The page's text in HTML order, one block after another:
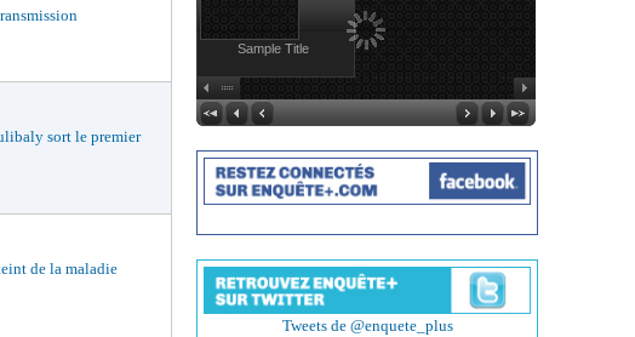
sort le premier
de la maladie
Sample Title
Tweets de @enquete_plus